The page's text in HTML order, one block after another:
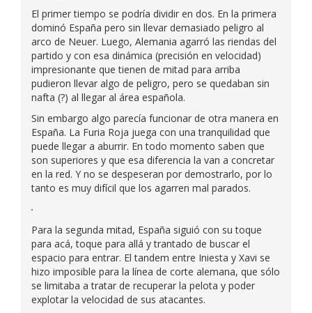
El primer tiempo se podría dividir en dos. En la primera
dominó España pero sin llevar demasiado peligro al
arco de Neuer. Luego, Alemania agarró las riendas del
partido y con esa dinámica (precisión en velocidad)
impresionante que tienen de mitad para arriba
pudieron llevar algo de peligro, pero se quedaban sin
nafta (?) al llegar al área española.
Sin embargo algo parecía funcionar de otra manera en
España. La Furia Roja juega con una tranquilidad que
puede llegar a aburrir. En todo momento saben que
son superiores y que esa diferencia la van a concretar
en la red. Y no se despeseran por demostrarlo, por lo
tanto es muy difícil que los agarren mal parados.
Para la segunda mitad, España siguió con su toque
para acá, toque para allá y trantado de buscar el
espacio para entrar. El tandem entre Iniesta y Xavi se
hizo imposible para la línea de corte alemana, que sólo
se limitaba a tratar de recuperar la pelota y poder
explotar la velocidad de sus atacantes.